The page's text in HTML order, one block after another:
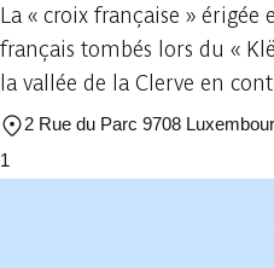
La « croix française » érigée
français tombés lors du «
la vallée de la Clerve en
2 Rue du Parc 9708
1